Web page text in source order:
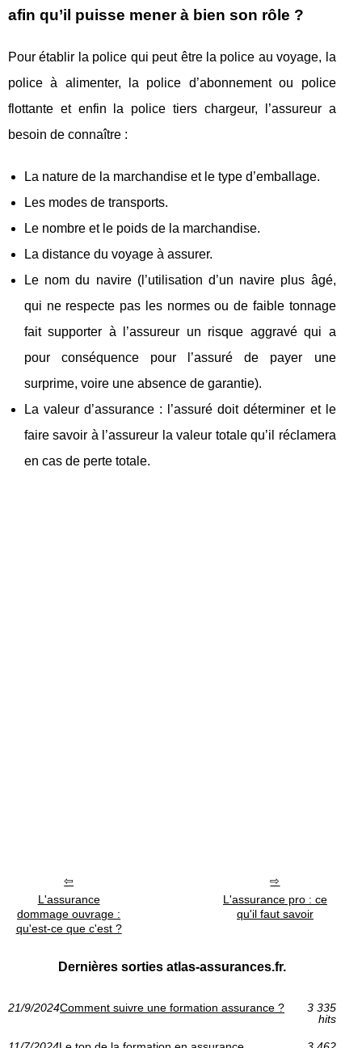
afin qu’il puisse mener à bien son rôle ?
Pour établir la police qui peut être la police au voyage, la
police à alimenter, la police d’abonnement ou police
flottante et enfin la police tiers chargeur, l’assureur a
besoin de connaître :
La nature de la marchandise et le type d’emballage.
Les modes de transports.
Le nombre et le poids de la marchandise.
La distance du voyage à assurer.
Le nom du navire (l’utilisation d’un navire plus âgé,
qui ne respecte pas les normes ou de faible tonnage
fait supporter à l’assureur un risque aggravé qui a
pour conséquence pour l’assuré de payer une
surprime, voire une absence de garantie).
La valeur d’assurance : l’assuré doit déterminer et le
faire savoir à l’assureur la valeur totale qu’il réclamera
en cas de perte totale.
L'assurance
dommage ouvrage :
qu'est-ce que c'est ?
L'assurance pro : ce
qu'il faut savoir
Dernières sorties atlas-assurances.fr.
21/9/2024Comment suivre une formation assurance ?
3 335
hits